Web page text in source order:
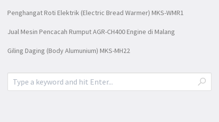
Penghangat Roti Elektrik (Electric Bread Warmer) MKS-WMR1
Jual Mesin Pencacah Rumput AGR-CH400 Engine di Malang
Giling Daging (Body Alumunium) MKS-MH22